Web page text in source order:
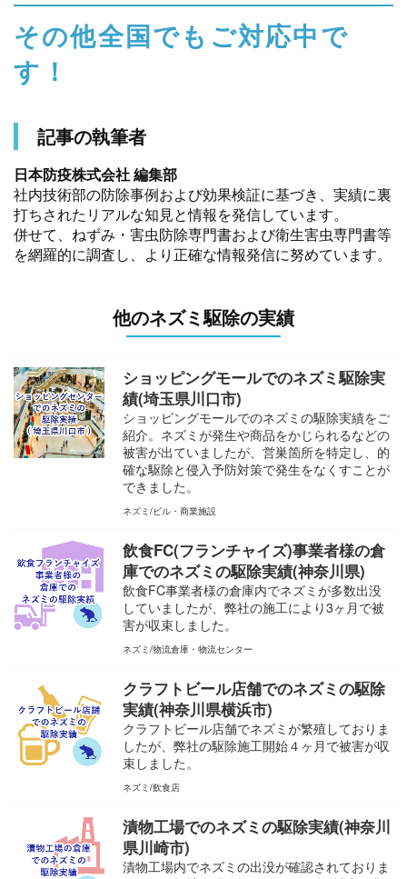
その他全国でもご対応中で
す！
記事の執筆者
日本防疫株式会社 編集部
社内技術部の防除事例および効果検証に基づき、実績に裏
打ちされたリアルな知見と情報を発信しています。
併せて、ねずみ・害虫防除専門書および衛生害虫専門書等
を網羅的に調査し、より正確な情報発信に努めています。
他のネズミ駆除の実績
ショッピングモールでのネズミ駆除実
績(埼玉県川口市)
ショッピングモールでのネズミの駆除実績をご
紹介。ネズミが発生や商品をかじられるなどの
被害が出ていましたが、営巣箇所を特定し、的
確な駆除と侵入予防対策で発生をなくすことが
できました。
ネズミ ビル・商業施設
飲食FC(フランチャイズ)事業者様の倉
庫でのネズミの駆除実績(神奈川県)
飲食FC事業者様の倉庫内でネズミが多数出没
していましたが、弊社の施工により3ヶ月で被
害が収束しました。
ネズミ 物流倉庫・物流センター
クラフトビール店舗でのネズミの駆除
実績(神奈川県横浜市)
クラフトビール店舗でネズミが繁殖しておりま
したが、弊社の駆除施工開始４ヶ月で被害が収
束しました。
ネズミ 飲食店
漬物工場でのネズミの駆除実績(神奈川
県川崎市)
漬物工場内でネズミの出没が確認されておりま